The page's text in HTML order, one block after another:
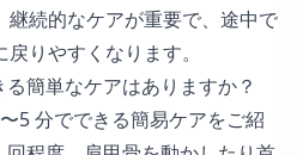
継続的なケアが重要で、途中で
りやすくなります。
簡単なケアはありますか？
5 分でできる簡易ケアをご紹